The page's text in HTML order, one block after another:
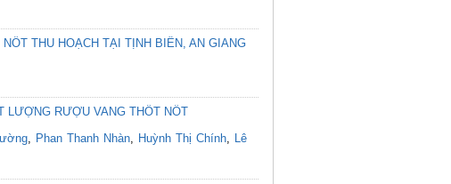
THU HOẠCH TẠI TỊNH BIÊN, AN GIANG
LƯỢNG RƯỢU VANG THỐT NỐT
, Phan Thanh Nhàn, Huỳnh Thị Chính, Lê